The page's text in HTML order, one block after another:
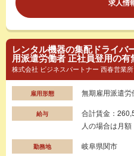
求人情
レンタル機器の集配ドライバ
用派遣労働者 正社員登用の有
株式会社 ビジネスパートナー 西春営業所
雇用形態 無期雇用派遣労
給与
合計賃金：
人の場合は月
勤務地 岐阜県関市